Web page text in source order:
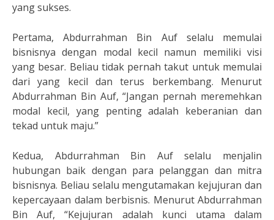
yang sukses.
Pertama, Abdurrahman Bin Auf selalu memulai
bisnisnya dengan modal kecil namun memiliki visi
yang besar. Beliau tidak pernah takut untuk memulai
dari yang kecil dan terus berkembang. Menurut
Abdurrahman Bin Auf, “Jangan pernah meremehkan
modal kecil, yang penting adalah keberanian dan
tekad untuk maju.”
Kedua, Abdurrahman Bin Auf selalu menjalin
hubungan baik dengan para pelanggan dan mitra
bisnisnya. Beliau selalu mengutamakan kejujuran dan
kepercayaan dalam berbisnis. Menurut Abdurrahman
Bin Auf, “Kejujuran adalah kunci utama dalam